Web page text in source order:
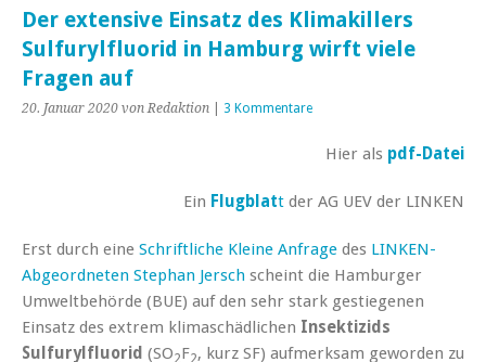
Der extensive Einsatz des Klimakillers
Sulfurylfluorid in Hamburg wirft viele
Fragen auf
20. Januar 2020 von Redaktion 3 Kommentare
Hier als pdf-Datei
Ein Flugblatt der AG UEV der LINKEN
Erst durch eine Schriftliche Kleine Anfrage des LINKEN-
Abgeordneten Stephan Jersch scheint die Hamburger
Umweltbehörde (BUE) auf den sehr stark gestiegenen
Einsatz des extrem klimaschädlichen Insektizids
Sulfurylfluorid (SO2F2, kurz SF) aufmerksam geworden zu